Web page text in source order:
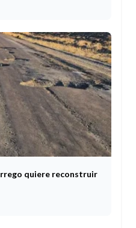
quiere reconstruir